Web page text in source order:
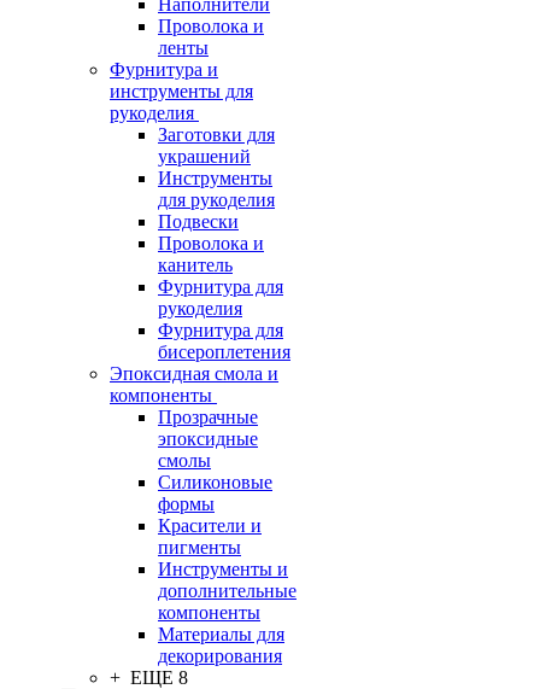
Наполнители
Проволока и
ленты
Фурнитура и
инструменты для
рукоделия
Заготовки для
украшений
Инструменты
для рукоделия
Подвески
Проволока и
канитель
Фурнитура для
рукоделия
Фурнитура для
бисероплетения
Эпоксидная смола и
компоненты
Прозрачные
эпоксидные
смолы
Силиконовые
формы
Красители и
пигменты
Инструменты и
дополнительные
компоненты
Материалы для
декорирования
+ ЕЩЕ 8